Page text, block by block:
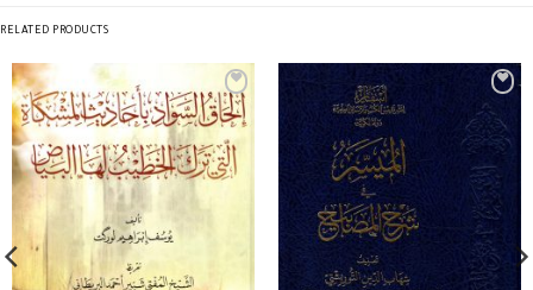
RELATED PRODUCTS